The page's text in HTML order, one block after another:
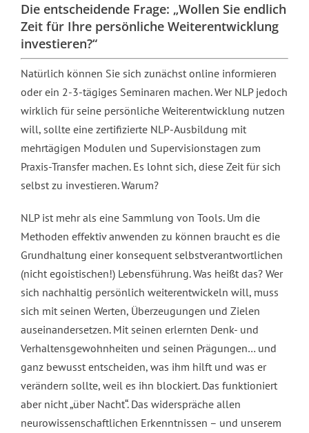
Die entscheidende Frage: „Wollen Sie endlich
Zeit für Ihre persönliche Weiterentwicklung
investieren?“
Natürlich können Sie sich zunächst online informieren
oder ein 2-3-tägiges Seminaren machen. Wer NLP jedoch
wirklich für seine persönliche Weiterentwicklung nutzen
will, sollte eine zertifizierte NLP-Ausbildung mit
mehrtägigen Modulen und Supervisionstagen zum
Praxis-Transfer machen. Es lohnt sich, diese Zeit für sich
selbst zu investieren. Warum?
NLP ist mehr als eine Sammlung von Tools. Um die
Methoden effektiv anwenden zu können braucht es die
Grundhaltung einer konsequent selbstverantwortlichen
(nicht egoistischen!) Lebensführung. Was heißt das? Wer
sich nachhaltig persönlich weiterentwickeln will, muss
sich mit seinen Werten, Überzeugungen und Zielen
auseinandersetzen. Mit seinen erlernten Denk- und
Verhaltensgewohnheiten und seinen Prägungen… und
ganz bewusst entscheiden, was ihm hilft und was er
verändern sollte, weil es ihn blockiert. Das funktioniert
aber nicht „über Nacht“. Das widerspräche allen
neurowissenschaftlichen Erkenntnissen – und unserem